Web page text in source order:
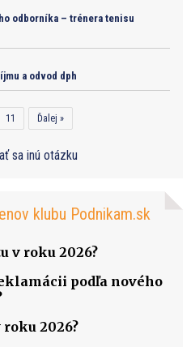
odborníka – trénera tenisu
a odvod dph
11 Ďalej »
sa inú otázku
klubu Podnikam.sk
v roku 2026?
podľa nového
2026?